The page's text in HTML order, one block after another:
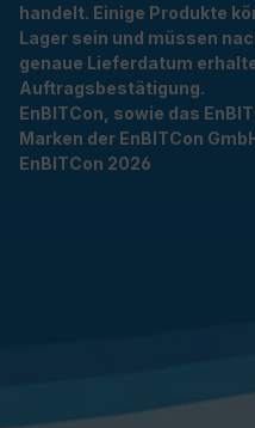
handelt. Einige Produkte
Lager sein und müssen
genaue Lieferdatum
Auftragsbestätigung.
EnBITCon, sowie das
Marken der EnBITCon
EnBITCon 2026